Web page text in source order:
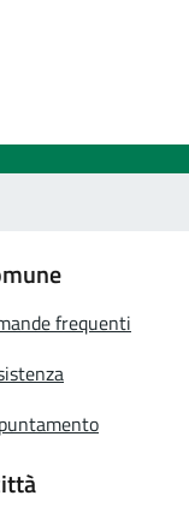
frequenti